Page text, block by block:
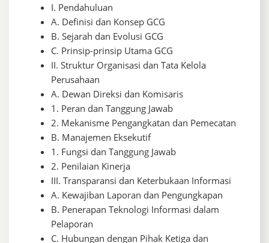
I. Pendahuluan
A. Definisi dan Konsep GCG
B. Sejarah dan Evolusi GCG
C. Prinsip-prinsip Utama GCG
II. Struktur Organisasi dan Tata Kelola
Perusahaan
A. Dewan Direksi dan Komisaris
1. Peran dan Tanggung Jawab
2. Mekanisme Pengangkatan dan Pemecatan
B. Manajemen Eksekutif
1. Fungsi dan Tanggung Jawab
2. Penilaian Kinerja
III. Transparansi dan Keterbukaan Informasi
A. Kewajiban Laporan dan Pengungkapan
B. Penerapan Teknologi Informasi dalam
Pelaporan
C. Hubungan dengan Pihak Ketiga dan